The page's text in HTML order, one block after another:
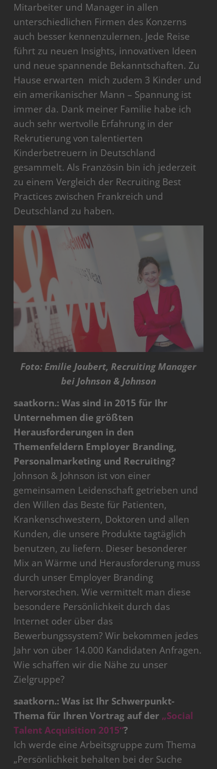
Mitarbeiter und Manager in allen
unterschiedlichen Firmen des Konzerns
auch besser kennenzulernen. Jede Reise
führt zu neuen Insights, innovativen Ideen
und neue spannende Bekanntschaften. Zu
Hause erwarten mich zudem 3 Kinder und
ein amerikanischer Mann – Spannung ist
immer da. Dank meiner Familie habe ich
auch sehr wertvolle Erfahrung in der
Rekrutierung von talentierten
Kinderbetreuern in Deutschland
gesammelt. Als Französin bin ich jederzeit
zu einem Vergleich der Recruiting Best
Practices zwischen Frankreich und
Deutschland zu haben.
Foto: Emilie Joubert, Recruiting Manager
bei Johnson & Johnson
saatkorn.: Was sind in 2015 für Ihr
Unternehmen die größten
Herausforderungen in den
Themenfeldern Employer Branding,
Personalmarketing und Recruiting?
Johnson & Johnson ist von einer
gemeinsamen Leidenschaft getrieben und
den Willen das Beste für Patienten,
Krankenschwestern, Doktoren und allen
Kunden, die unsere Produkte tagtäglich
benutzen, zu liefern. Dieser besonderer
Mix an Wärme und Herausforderung muss
durch unser Employer Branding
hervorstechen. Wie vermittelt man diese
besondere Persönlichkeit durch das
Internet oder über das
Bewerbungssystem? Wir bekommen jedes
Jahr von über 14.000 Kandidaten Anfragen.
Wie schaffen wir die Nähe zu unser
Zielgruppe?
saatkorn.: Was ist Ihr Schwerpunkt-
Thema für Ihren Vortrag auf der „Social
Talent Acquisition 2015“?
Ich werde eine Arbeitsgruppe zum Thema
„Persönlichkeit behalten bei der Suche